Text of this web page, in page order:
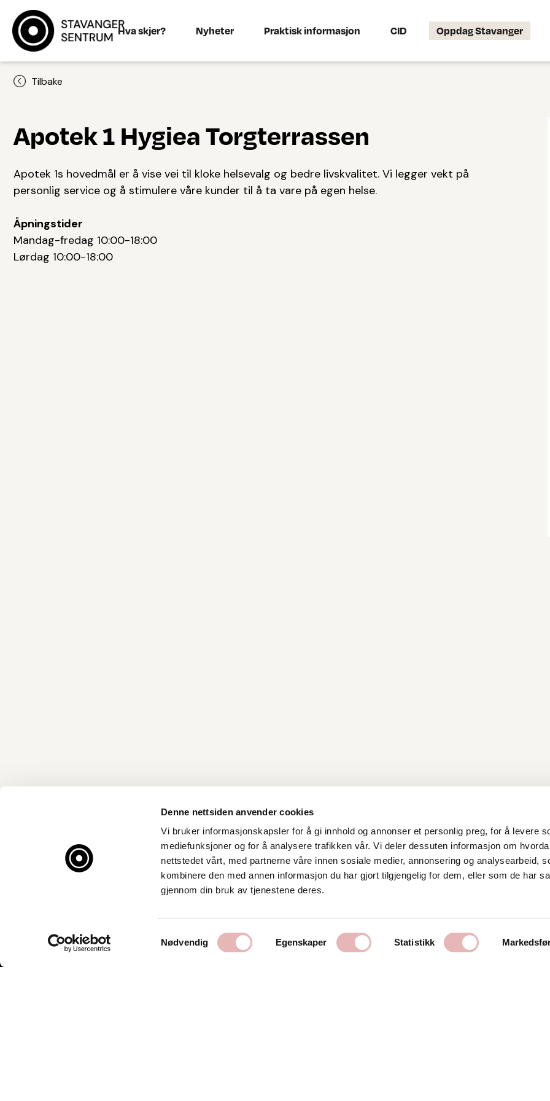
Denne nettsiden anvender cookies
Vi bruker informasjonskapsler for å gi innhold og annonser et personlig preg, for å levere
mediefunksjoner og for å analysere trafikken vår. Vi deler dessuten informasjon om
nettstedet vårt, med partnerne våre innen sosiale medier, annonsering og analysearbeid,
kombinere den med annen informasjon du har gjort tilgjengelig for dem, eller som de har
gjennom din bruk av tjenestene deres.
Samtykkevalg
Nødvendig Egenskaper Statistikk
Hva skjer? Nyheter Praktisk informasjon CID Oppdag Stavanger
Tilbake
Apotek 1 Hygiea Torgterrassen
Apotek 1s hovedmål er å vise vei til kloke helsevalg og bedre livskvalitet. Vi legger vekt på
personlig service og å stimulere våre kunder til å ta vare på egen helse.
Åpningstider
Mandag-fredag 10:00-18:00
Lørdag 10:00-18:00
Kontakt oss
Stavanger Sentrum AS
Østervåg 6
Tlf:51 89 51 51
post@byen.no